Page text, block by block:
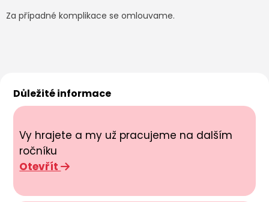
Za případné komplikace se omlouvame.
Důležité informace
Vy hrajete a my už pracujeme na dalším
ročníku
Otevřít